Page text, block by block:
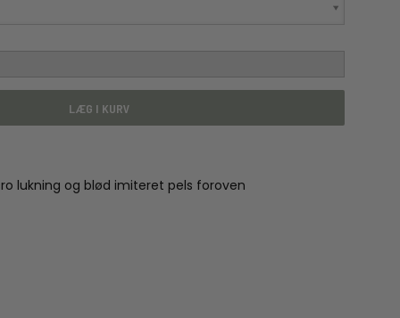
LÆG I KURV
lukning og blød imiteret pels foroven